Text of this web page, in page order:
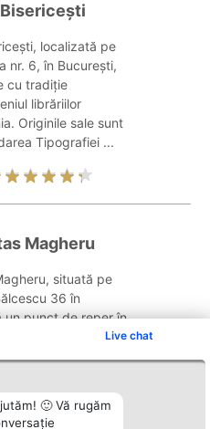
Live chat
🙂 Vă rugăm
localizată pe
nr. 6, în București,
cu tradiție
librăriilor
Originile sale sunt
Tipografiei ...
Magheru
situată pe
36 în
un punct de reper în
din România.